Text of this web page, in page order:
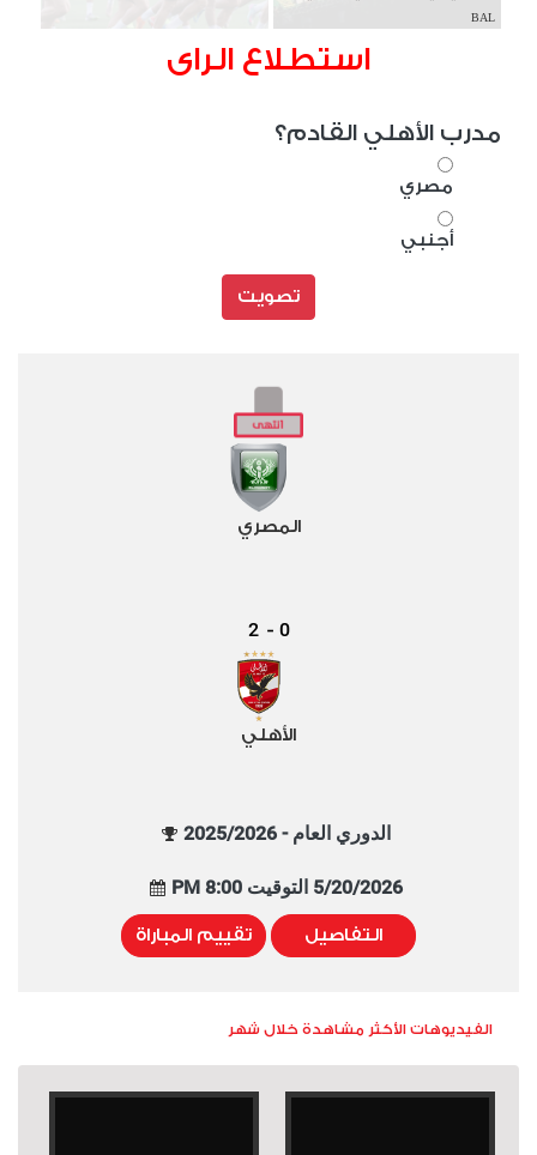
BAL
استطلاع الراى
مدرب الأهلي القادم؟
مصري
أجنبي
تصويت
المصري
0
-
2
الأهلي
الدوري العام - 2025/2026
5/20/2026 التوقيت 8:00 PM
التفاصيل تقييم المباراة
الفيديوهات الأكثر مشاهدة خلال شهر